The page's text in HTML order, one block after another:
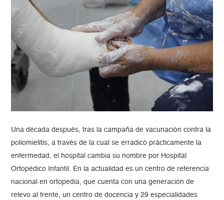
Una década después, tras la campaña de vacunación contra la
poliomielitis, a través de la cual se erradicó prácticamente la
enfermedad, el hospital cambia su nombre por Hospital
Ortopédico Infantil. En la actualidad es un centro de referencia
nacional en ortopedia, que cuenta con una generación de
relevo al frente, un centro de docencia y 29 especialidades